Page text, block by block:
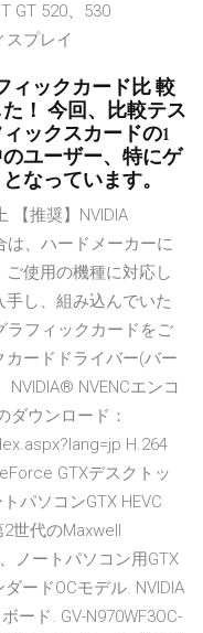
GT 520、530
スプレイ
ィックカード比 較
！ 今回、比較テス
ックスカードの1
ユーザー、特にゲ
なっています。
【推奨】NVIDIA
は、ハードメーカーに
使用の機種に対応し
し、組み込んでいた
ラフィックカードをご
ードドライバー(バー
NVENCエンコ
ダウンロード：
H.264
GTXデスクトッ
パソコンGTX HEVC
世代のMaxwell
ノートパソコン用GTX
ダードOCモデル. NVIDIA
ード. GV-N970WF3OC-